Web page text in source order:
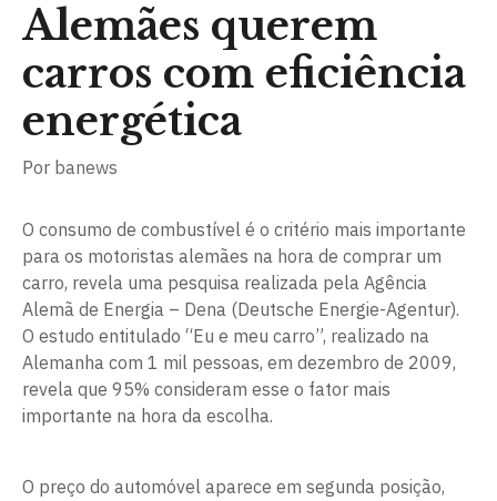
Alemães querem
carros com eficiência
energética
Por banews
O consumo de combustível é o critério mais importante
para os motoristas alemães na hora de comprar um
carro, revela uma pesquisa realizada pela Agência
Alemã de Energia – Dena (Deutsche Energie-Agentur).
O estudo entitulado “Eu e meu carro”, realizado na
Alemanha com 1 mil pessoas, em dezembro de 2009,
revela que 95% consideram esse o fator mais
importante na hora da escolha.
O preço do automóvel aparece em segunda posição,